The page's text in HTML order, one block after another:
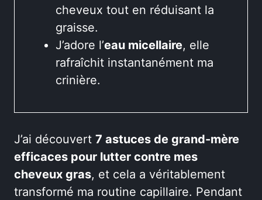
cheveux tout en réduisant la
graisse.
J’adore l’eau micellaire, elle
rafraîchit instantanément ma
crinière.
J’ai découvert 7 astuces de grand-mère
efficaces pour lutter contre mes
cheveux gras, et cela a véritablement
transformé ma routine capillaire. Pendant